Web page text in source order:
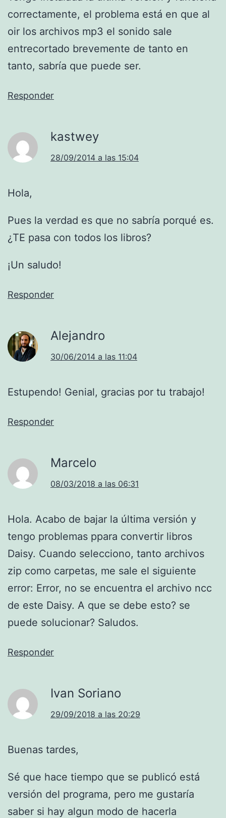
correctamente, el problema está en que al
oir los archivos mp3 el sonido sale
entrecortado brevemente de tanto en
tanto, sabría que puede ser.
Responder
kastwey
28/09/2014 a las 15:04
Hola,
Pues la verdad es que no sabría porqué es.
¿TE pasa con todos los libros?
¡Un saludo!
Responder
Alejandro
30/06/2014 a las 11:04
Estupendo! Genial, gracias por tu trabajo!
Responder
Marcelo
08/03/2018 a las 06:31
Hola. Acabo de bajar la última versión y
tengo problemas ppara convertir libros
Daisy. Cuando selecciono, tanto archivos
zip como carpetas, me sale el siguiente
error: Error, no se encuentra el archivo ncc
de este Daisy. A que se debe esto? se
puede solucionar? Saludos.
Responder
Ivan Soriano
29/09/2018 a las 20:29
Buenas tardes,
Sé que hace tiempo que se publicó está
versión del programa, pero me gustaría
saber si hay algun modo de hacerla